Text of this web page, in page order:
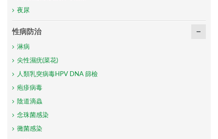
夜尿
性病防治
淋病
尖性濕疣(菜花)
人類乳突病毒HPV DNA 篩檢
疱疹病毒
陰道滴蟲
念珠菌感染
黴菌感染